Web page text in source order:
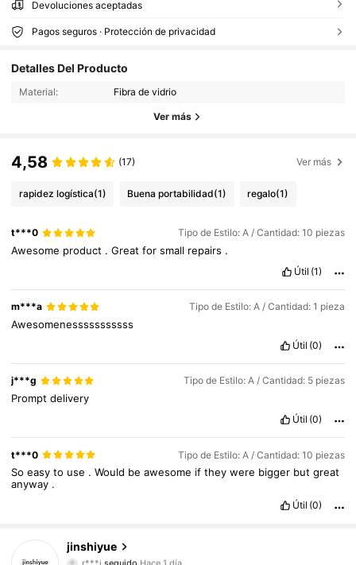
Devoluciones aceptadas
Pagos seguros · Protección de privacidad
Detalles Del Producto
Material: Fibra de vidrio
Ver más
4,58 (17) Ver más
rapidez logística(1) Buena portabilidad(1) regalo(1)
t***0 Tipo de Estilo: A / Cantidad: 10 piezas
Awesome product .Greatforsmall repairs .
Útil (1)
m***a Tipo de Estilo: A / Cantidad: 1 pieza
Awesomenesssssssssss
Útil (0)
j***g Tipo de Estilo: A / Cantidad: 5 piezas
Promptdelivery
Útil (0)
t***0 Tipo de Estilo: A / Cantidad: 10 piezas
Soeasyto use .Would beawesome iftheywere bigger butgreat
anyway .
Útil (0)
jinshiyue
r***iseguido